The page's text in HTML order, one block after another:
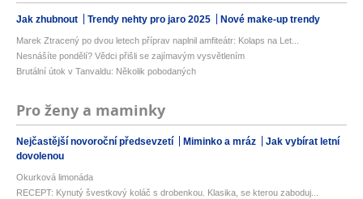
Jak zhubnout Trendy nehty pro jaro 2025 Nové make-up trendy
Marek Ztracený po dvou letech příprav naplnil amfiteátr: Kolaps na Let...
Nesnášíte pondělí? Vědci přišli se zajímavým vysvětlením
Brutální útok v Tanvaldu: Několik pobodaných
Pro ženy a maminky
Nejčastější novoroční předsevzetí Miminko a mráz
Jak vybírat letní
dovolenou
Okurková limonáda
RECEPT: Kynutý švestkový koláč s drobenkou. Klasika, se kterou zaboduj...